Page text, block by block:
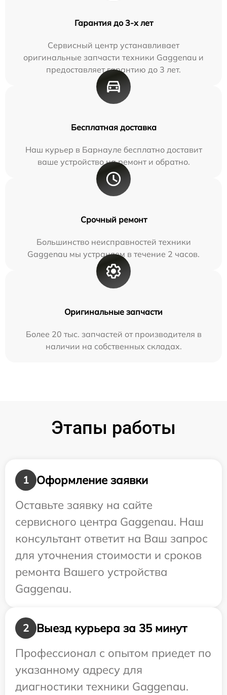
Гарантия до 3-х лет
Сервисный центр устанавливает
оригинальные запчасти техники Gaggenau и
предоставляет гарантию до 3 лет.
Бесплатная доставка
Наш курьер в Барнауле бесплатно доставит
ваше устройство на ремонт и обратно.
Срочный ремонт
Большинство неисправностей техники
Gaggenau мы устраняем в течение 2 часов.
Оригинальные запчасти
Более 20 тыс. запчастей от производителя в
наличии на собственных складах.
Этапы работы
1
Оформление заявки
Оставьте заявку на сайте
сервисного центра Gaggenau. Наш
консультант ответит на Ваш запрос
для уточнения стоимости и сроков
ремонта Вашего устройства
Gaggenau.
2
Выезд курьера за 35 минут
Профессионал с опытом приедет по
указанному адресу для
диагностики техники Gaggenau.